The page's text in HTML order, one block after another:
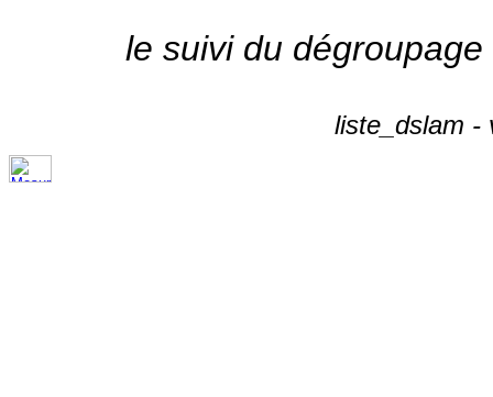
le suivi du
liste_dslam -